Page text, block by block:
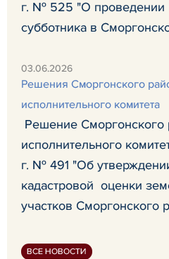
г. № 525 "О
субботника в
03.06.2026
Решения Сморгонского
исполнительного комитета
Решение Сморгонского
исполнительного
г. № 491 "Об
кадастровой оценки
участков Сморгонского
ВСЕ НОВОСТИ